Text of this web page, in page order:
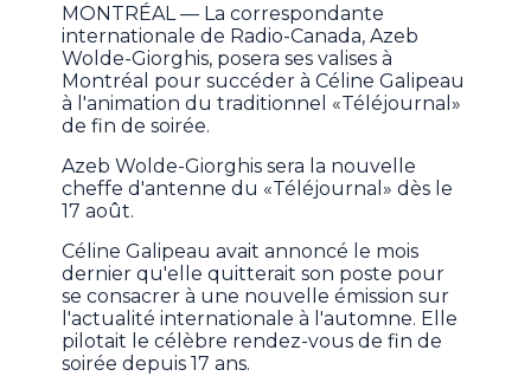
MONTRÉAL — La correspondante
internationale de Radio-Canada, Azeb
Wolde-Giorghis, posera ses valises à
Montréal pour succéder à Céline Galipeau
à l'animation du traditionnel «Téléjournal»
de fin de soirée.
Azeb Wolde-Giorghis sera la nouvelle
cheffe d'antenne du «Téléjournal» dès le
17 août.
Céline Galipeau avait annoncé le mois
dernier qu'elle quitterait son poste pour
se consacrer à une nouvelle émission sur
l'actualité internationale à l'automne. Elle
pilotait le célèbre rendez-vous de fin de
soirée depuis 17 ans.